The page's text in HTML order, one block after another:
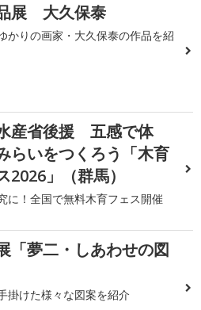
展 大久保泰
かりの画家・大久保泰の作品を紹
産省後援 五感で体
らいをつくろう「木育
2026」（群馬）
に！全国で無料木育フェス開催
「夢二・しあわせの図
掛けた様々な図案を紹介